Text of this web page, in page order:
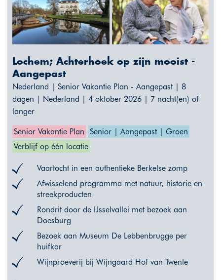
Lochem; Achterhoek op zijn mooist -
Aangepast
Nederland | Senior Vakantie Plan - Aangepast | 8
dagen | Nederland | 4 oktober 2026 | 7 nacht(en) of
langer
Senior Vakantie Plan
Senior | Aangepast | Groen
Verblijf op één locatie
Vaartocht in een authentieke Berkelse zomp
Afwisselend programma met natuur, historie en
streekproducten
Rondrit door de IJsselvallei met bezoek aan
Doesburg
Bezoek aan Museum De Lebbenbrugge per
huifkar
Wijnproeverij bij Wijngaard Hof van Twente